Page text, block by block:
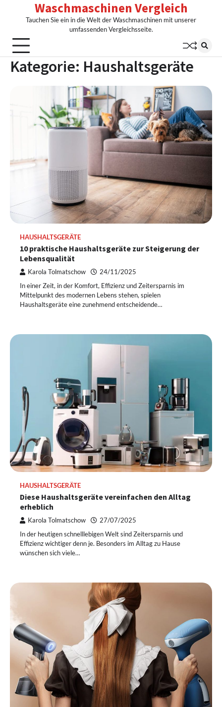
Waschmaschinen Vergleich
Tauchen Sie ein in die Welt der Waschmaschinen mit unserer
umfassenden Vergleichsseite.
Kategorie: Haushaltsgeräte
HAUSHALTSGERÄTE
10 praktische Haushaltsgeräte zur Steigerung der
Lebensqualität
Karola Tolmatschow 24/11/2025
In einer Zeit, in der Komfort, Effizienz und Zeitersparnis im
Mittelpunkt des modernen Lebens stehen, spielen
Haushaltsgeräte eine zunehmend entscheidende…
HAUSHALTSGERÄTE
Diese Haushaltsgeräte vereinfachen den Alltag
erheblich
Karola Tolmatschow 27/07/2025
In der heutigen schnelllebigen Welt sind Zeitersparnis und
Effizienz wichtiger denn je. Besonders im Alltag zu Hause
wünschen sich viele…